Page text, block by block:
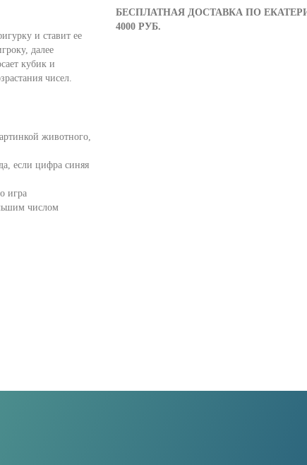
и ставит ее
далее
кубик и
чисел.
животного,
если цифра синяя
игра
числом
БЕСПЛАТНАЯ ДОСТАВКА ПО
4000 РУБ.